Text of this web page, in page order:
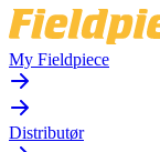
My Fieldpiece
Distributør